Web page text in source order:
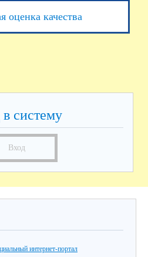
оценка качества
систему
Вход
интернет-портал